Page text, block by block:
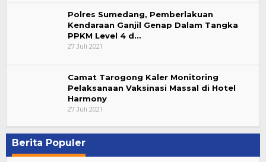
Polres Sumedang, Pemberlakuan
Kendaraan Ganjil Genap Dalam Tangka
PPKM Level 4 d…
27 Juli 2021
Camat Tarogong Kaler Monitoring
Pelaksanaan Vaksinasi Massal di Hotel
Harmony
27 Juli 2021
Berita Populer